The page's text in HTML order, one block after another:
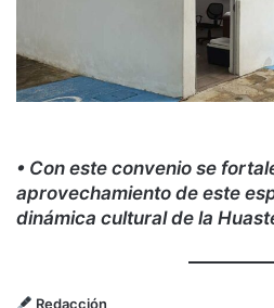
• Con este convenio se
aprovechamiento de este
dinámica cultural de la
Redacción